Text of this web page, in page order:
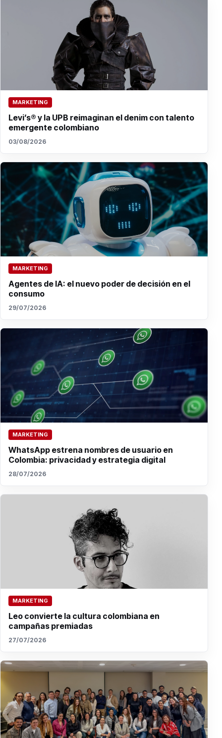
MARKETING
Levi’s® y la UPB reimaginan el denim con talento
emergente colombiano
03/08/2026
MARKETING
Agentes de IA: el nuevo poder de decisión en el
consumo
29/07/2026
MARKETING
WhatsApp estrena nombres de usuario en
Colombia: privacidad y estrategia digital
28/07/2026
MARKETING
Leo convierte la cultura colombiana en
campañas premiadas
27/07/2026